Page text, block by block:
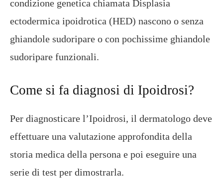
condizione genetica chiamata Displasia
ectodermica ipoidrotica (HED) nascono o senza
ghiandole sudoripare o con pochissime ghiandole
sudoripare funzionali.
Come si fa diagnosi di Ipoidrosi?
Per diagnosticare l’Ipoidrosi, il dermatologo deve
effettuare una valutazione approfondita della
storia medica della persona e poi eseguire una
serie di test per dimostrarla.